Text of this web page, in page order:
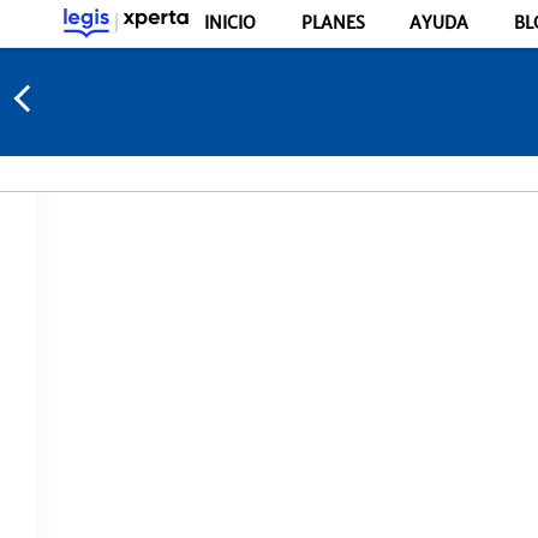
INICIO PLANES AYUDA